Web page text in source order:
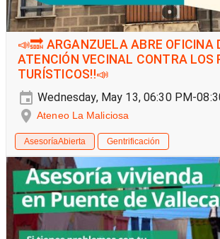
📣🔜 ARGANZUELA ABRE OFICINA
ATENCIÓN VECINAL CONTRA LOS
TURÍSTICOS‼️📣
Wednesday, May 13, 06:30 PM-
Ateneo La Maliciosa
AsesoríaAbierta Gentrificación